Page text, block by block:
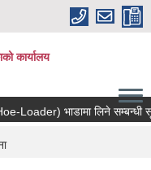
कार्यालय
भाडामा लिने सम्बन्धी सूचना